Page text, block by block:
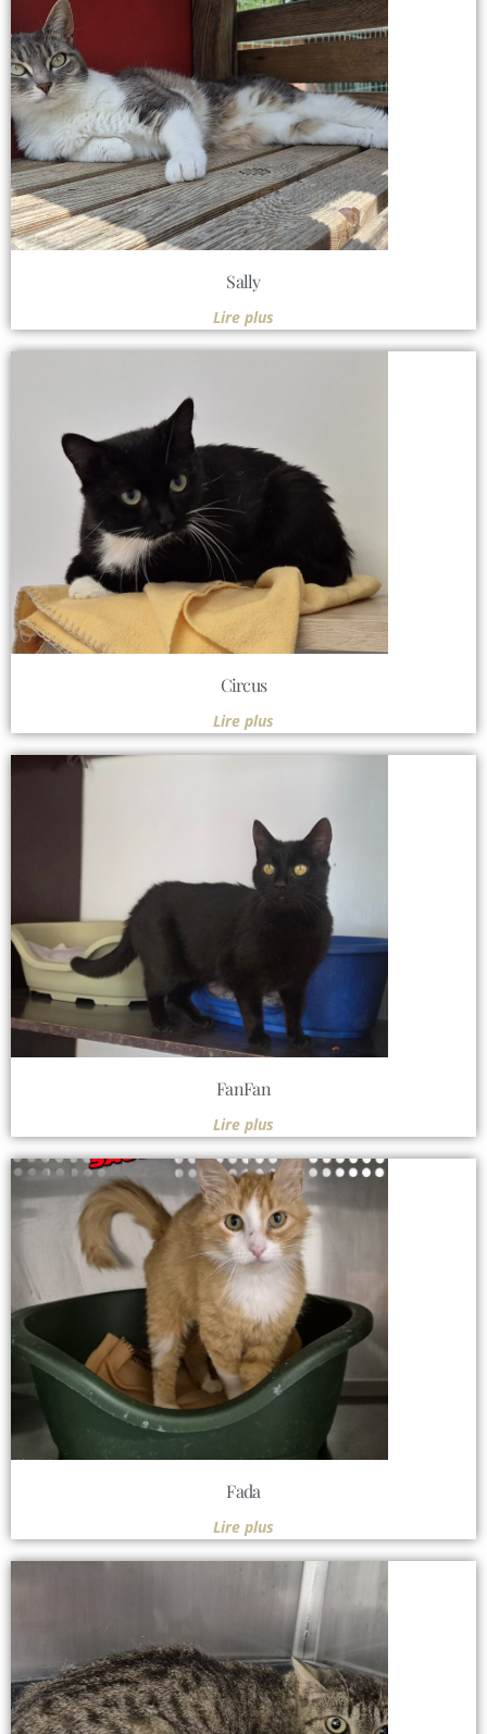
Sally
Lire plus
Circus
Lire plus
FanFan
Lire plus
Fada
Lire plus